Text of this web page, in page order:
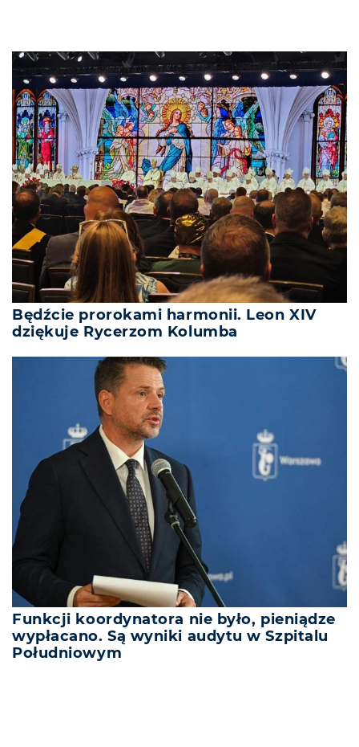
Będźcie prorokami harmonii. Leon XIV
dziękuje Rycerzom Kolumba
Funkcji koordynatora nie było, pieniądze
wypłacano. Są wyniki audytu w Szpitalu
Południowym